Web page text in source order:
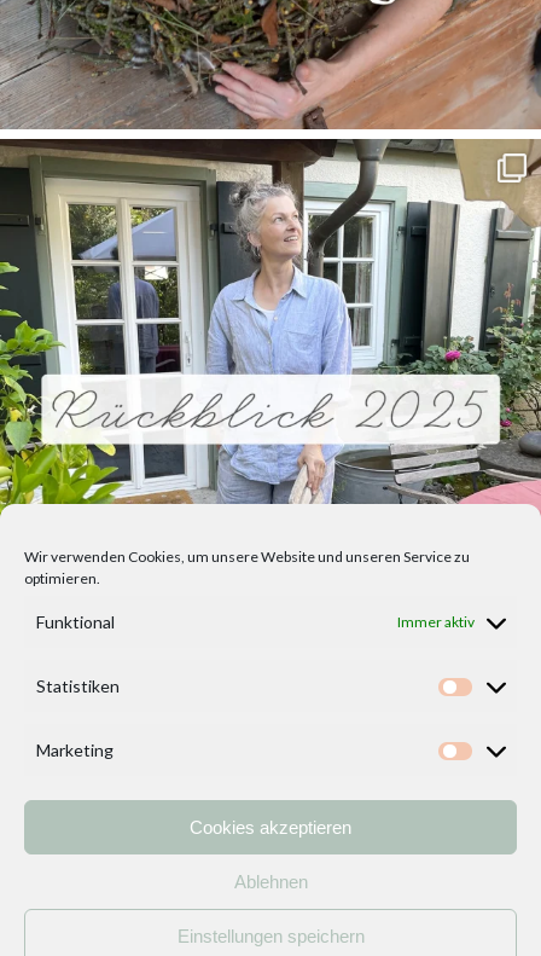
Wir verwenden Cookies, um unsere Website und unseren Service zu
optimieren.
Funktional Immer aktiv
Statistiken
Marketing
Cookies akzeptieren
Ablehnen
Einstellungen speichern
Kontakt
Impressum/ Datenschutzerklärung